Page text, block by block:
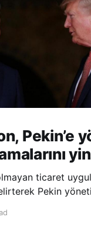
Pekin’e
ticaret
Pekin
fikri mülkiyet ve